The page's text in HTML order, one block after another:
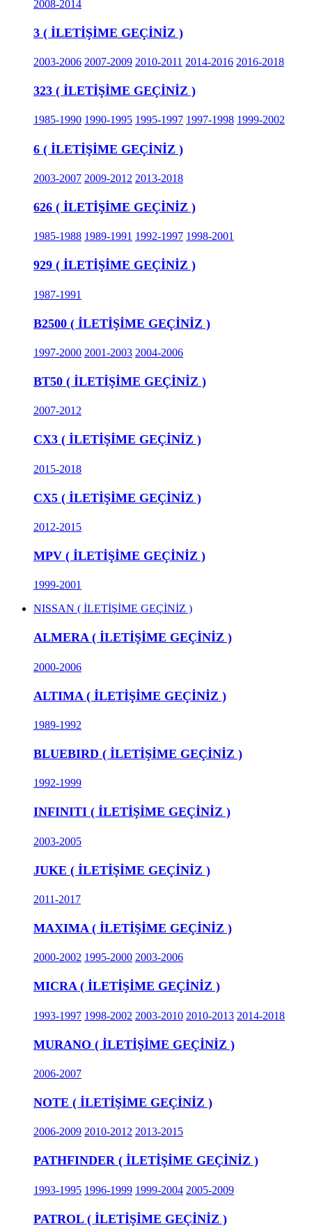
2008-2014
3 ( İLETİŞİME GEÇİNİZ )
2003-2006 2007-2009 2010-2011 2014-2016 2016-2018
323 ( İLETİŞİME GEÇİNİZ )
1985-1990 1990-1995 1995-1997 1997-1998 1999-2002
6 ( İLETİŞİME GEÇİNİZ )
2003-2007 2009-2012 2013-2018
626 ( İLETİŞİME GEÇİNİZ )
1985-1988 1989-1991 1992-1997 1998-2001
929 ( İLETİŞİME GEÇİNİZ )
1987-1991
B2500 ( İLETİŞİME GEÇİNİZ )
1997-2000 2001-2003 2004-2006
BT50 ( İLETİŞİME GEÇİNİZ )
2007-2012
CX3 ( İLETİŞİME GEÇİNİZ )
2015-2018
CX5 ( İLETİŞİME GEÇİNİZ )
2012-2015
MPV ( İLETİŞİME GEÇİNİZ )
1999-2001
NISSAN ( İLETİŞİME GEÇİNİZ )
ALMERA ( İLETİŞİME GEÇİNİZ )
2000-2006
ALTIMA ( İLETİŞİME GEÇİNİZ )
1989-1992
BLUEBIRD ( İLETİŞİME GEÇİNİZ )
1992-1999
INFINITI ( İLETİŞİME GEÇİNİZ )
2003-2005
JUKE ( İLETİŞİME GEÇİNİZ )
2011-2017
MAXIMA ( İLETİŞİME GEÇİNİZ )
2000-2002 1995-2000 2003-2006
MICRA ( İLETİŞİME GEÇİNİZ )
1993-1997 1998-2002 2003-2010 2010-2013 2014-2018
MURANO ( İLETİŞİME GEÇİNİZ )
2006-2007
NOTE ( İLETİŞİME GEÇİNİZ )
2006-2009 2010-2012 2013-2015
PATHFINDER ( İLETİŞİME GEÇİNİZ )
1993-1995 1996-1999 1999-2004 2005-2009
PATROL ( İLETİŞİME GEÇİNİZ )